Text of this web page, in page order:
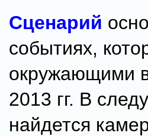
Сценарий
событиях,
окружающими
2013 гг. В
найдется